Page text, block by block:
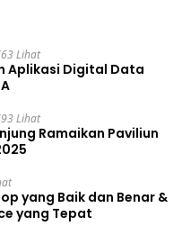
Lihat
Aplikasi Digital Data
Lihat
Ramaikan Paviliun
yang Baik dan Benar &
yang Tepat